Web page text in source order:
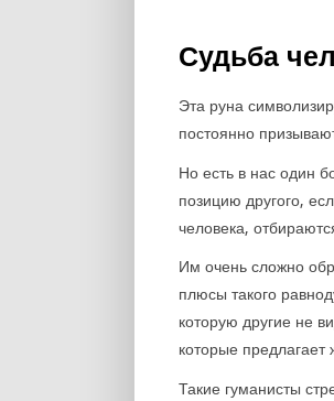
Судьба
Эта руна
постоянно
Но есть в нас один
позицию другого,
человека,
Им очень сложно
плюсы такого
которую другие не
которые предлагает
Такие гуманисты